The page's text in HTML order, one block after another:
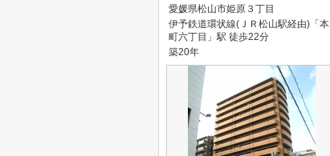
愛媛県松山市姫原３丁目
伊予鉄道環状線(ＪＲ松山駅経由)「本
町六丁目」駅 徒歩22分
築20年